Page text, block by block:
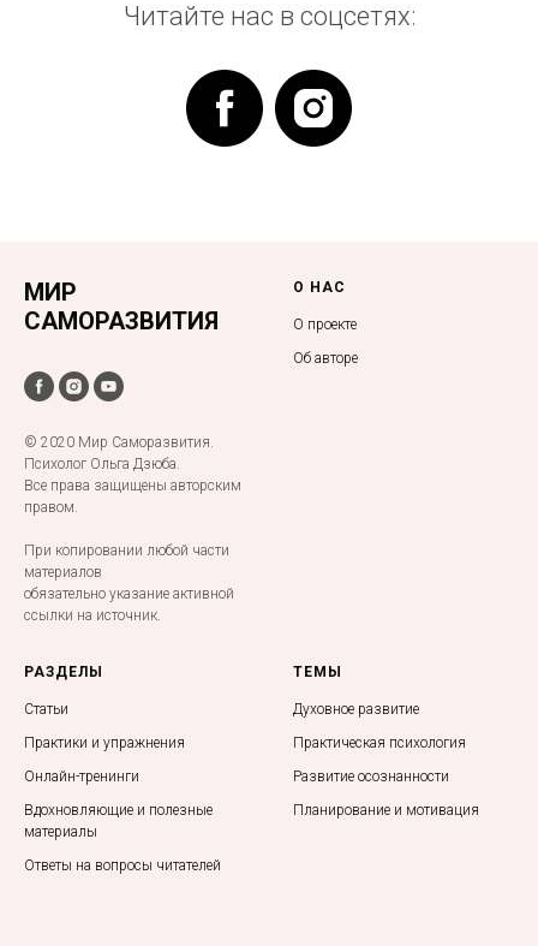
Читайте нас в соцсетях:
МИР
САМОРАЗВИТИЯ
© 2020 Мир Саморазвития.
Психолог Ольга Дзюба.
Все права защищены авторским
правом.
При копировании любой части
материалов
обязательно указание активной
ссылки на источник.
О НАС
О проекте
Об авторе
РАЗДЕЛЫ
Статьи
Практики и упражнения
Онлайн-тренинги
Вдохновляющие и полезные
материалы
Ответы на вопросы читателей
ТЕМЫ
Духовное развитие
Практическая психология
Развитие осознанности
Планирование и мотивация